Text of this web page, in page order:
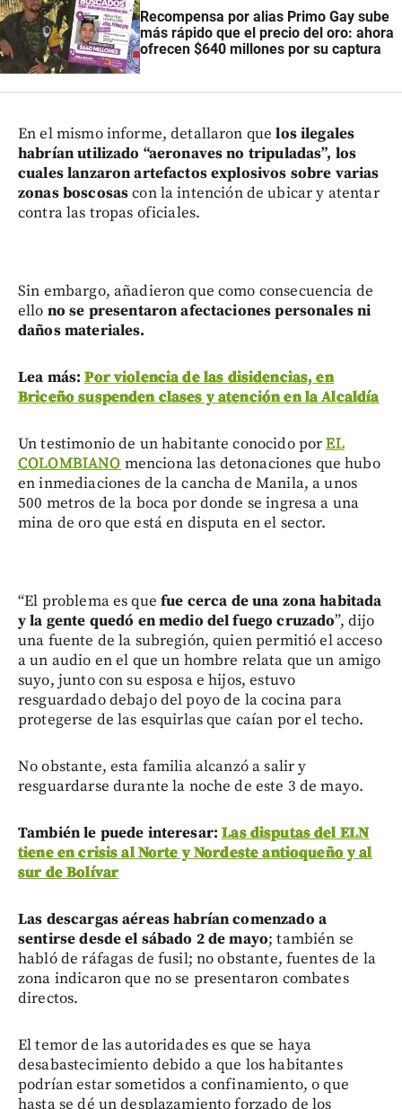
Recompensa por alias Primo Gay sube
más rápido que el precio del oro: ahora
ofrecen $640 millones por su captura
En el mismo informe, detallaron quelos ilegales
habrían utilizado “aeronaves no tripuladas”, los
cuales lanzaron artefactos explosivos sobre varias
zonas boscosascon la intención de ubicar y atentar
contra las tropas oficiales.
Sin embargo, añadieron que como consecuencia de
ello no se presentaron afectaciones personales ni
daños materiales.
Lea más:Por violencia de las disidencias, en
Briceño suspenden clases y atención en la Alcaldía
Un testimonio de un habitante conocido porEL
COLOMBIANO menciona las detonaciones que hubo
en inmediaciones de la cancha de Manila, a unos
500 metros de la boca por donde se ingresa a una
mina de oro que está en disputa en el sector.
“El problema es que fue cerca de una zona habitada
y la gente quedó en medio del fuego cruzado”, dijo
una fuente de la subregión, quien permitió el acceso
a un audio en el que un hombre relata que un amigo
suyo, junto con su esposa e hijos, estuvo
resguardado debajo del poyo de la cocina para
protegerse de las esquirlas que caían por el techo.
No obstante, esta familia alcanzó a salir y
resguardarse durante la noche de este 3 de mayo.
También le puede interesar:Las disputas del ELN
tiene en crisis al Norte y Nordeste antioqueño y al
sur de Bolívar
Las descargas aéreas habrían comenzado a
sentirse desde el sábado 2 de mayo; también se
habló de ráfagas de fusil; no obstante, fuentes de la
zona indicaron que no se presentaron combates
directos.
El temor de las autoridades es que se haya
desabastecimiento debido a que los habitantes
podrían estar sometidos a confinamiento, o que
hasta se dé un desplazamiento forzado de los